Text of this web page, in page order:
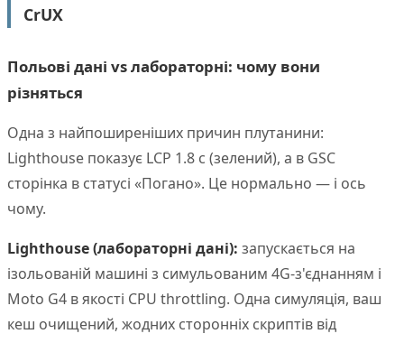
CrUX
Польові дані vs лабораторні: чому вони
різняться
Одна з найпоширеніших причин плутанини:
Lighthouse показує LCP 1.8 с (зелений), а в GSC
сторінка в статусі «Погано». Це нормально — і ось
чому.
Lighthouse (лабораторні дані): запускається на
ізольованій машині з симульованим 4G-з'єднанням і
Moto G4 в якості CPU throttling. Одна симуляція, ваш
кеш очищений, жодних сторонніх скриптів від